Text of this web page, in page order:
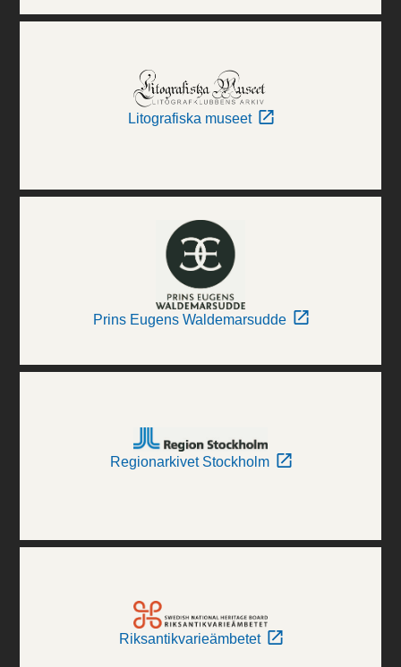
Litografiska museet
Prins Eugens Waldemarsudde
Regionarkivet Stockholm
Riksantikvarieämbetet